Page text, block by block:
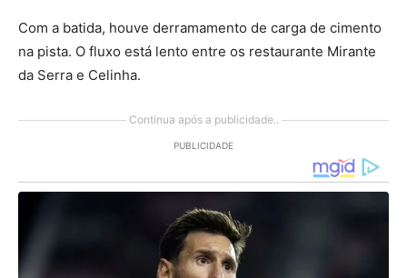
Com a batida, houve derramamento de carga de cimento
na pista. O fluxo está lento entre os restaurante Mirante
da Serra e Celinha.
Continua após a publicidade..
PUBLICIDADE